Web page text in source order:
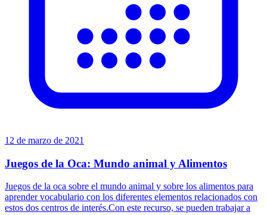
12 de marzo de 2021
Juegos de la Oca: Mundo animal y Alimentos
Juegos de la oca sobre el mundo animal y sobre los alimentos para
aprender vocabulario con los diferentes elementos relacionados con
estos dos centros de interés.Con este recurso, se pueden trabajar a